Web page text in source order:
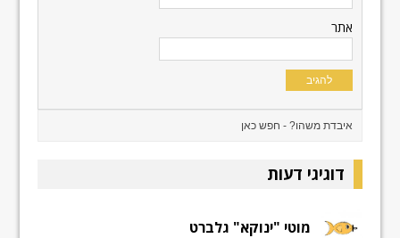
אתר
דוגיגי דעות
מוטי "ינוקא" גלברט